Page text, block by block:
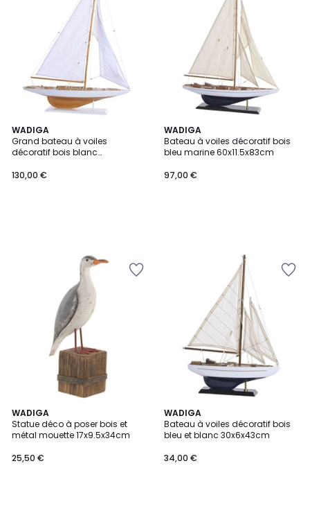
WADIGA
Grand bateau à voiles
décoratif bois blanc
130,00 €
WADIGA
Bateau à voiles décoratif bois
bleu marine 60x11.5x83cm
97,00 €
WADIGA
Statue déco à poser bois et
métal mouette 17x9.5x34cm
25,50 €
WADIGA
Bateau à voiles décoratif bois
bleu et blanc 30x6x43cm
34,00 €